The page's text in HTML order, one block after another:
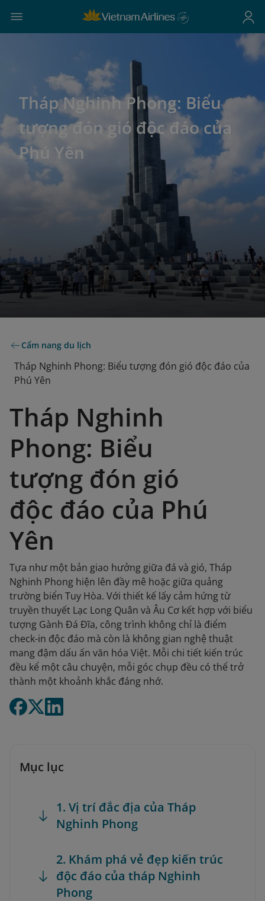
Tháp Nghinh Phong: Biểu
tượng đón gió độc đáo của
Phú Yên
Cẩm nang du lịch
Tháp Nghinh Phong: Biểu tượng đón gió độc đáo của
Phú Yên
Tháp Nghinh
Phong: Biểu
tượng đón gió
độc đáo của Phú
Yên
Tựa như một bản giao hưởng giữa đá và gió, Tháp
Nghinh Phong hiện lên đầy mê hoặc giữa quảng
trường biển Tuy Hòa. Với thiết kế lấy cảm hứng từ
truyền thuyết Lạc Long Quân và Âu Cơ kết hợp với biểu
tượng Gành Đá Đĩa, công trình không chỉ là điểm
check-in độc đáo mà còn là không gian nghệ thuật
mang đậm dấu ấn văn hóa Việt. Mỗi chi tiết kiến trúc
đều kể một câu chuyện, mỗi góc chụp đều có thể trở
thành một khoảnh khắc đáng nhớ.
Mục lục
1. Vị trí đắc địa của Tháp
Nghinh Phong
2. Khám phá vẻ đẹp kiến trúc
độc đáo của tháp Nghinh
Phong